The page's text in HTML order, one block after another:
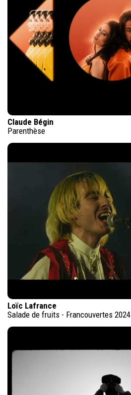
Claude Bégin
Parenthèse
Loïc Lafrance
Salade de fruits - Francouvertes 2024